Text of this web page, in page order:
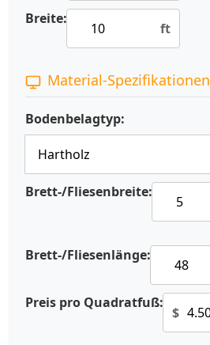
Breite:
ft
Material-Spezifikationen
Bodenbelagtyp:
Brett-/Fliesenbreite:
Brett-/Fliesenlänge:
Preis pro Quadratfuß:
$